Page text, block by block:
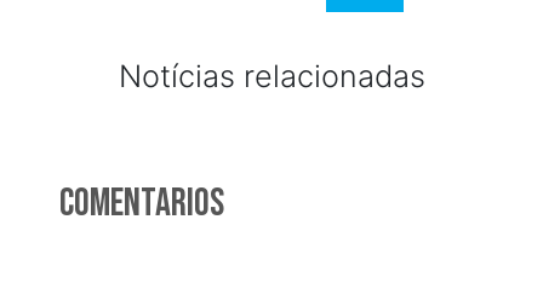
Notícias relacionadas
Comentarios